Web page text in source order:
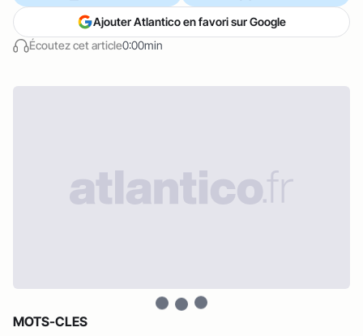
Écoutez cet article0:00min
Ajouter Atlantico en favori sur Google
MOTS-CLES